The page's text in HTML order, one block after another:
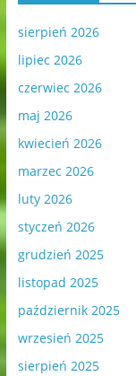
sierpień 2026
lipiec 2026
czerwiec 2026
maj 2026
kwiecień 2026
marzec 2026
luty 2026
styczeń 2026
grudzień 2025
listopad 2025
październik 2025
wrzesień 2025
sierpień 2025